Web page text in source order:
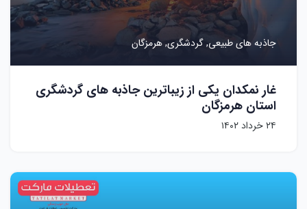
جاذبه های طبیعی,گردشگری,هرمزگان
غار نمکدان یکی از زیباترین جاذبه های گردشگری
استان هرمزگان
۲۴ خرداد ۱۴۰۲